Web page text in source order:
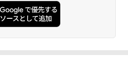
ドーム型 テント